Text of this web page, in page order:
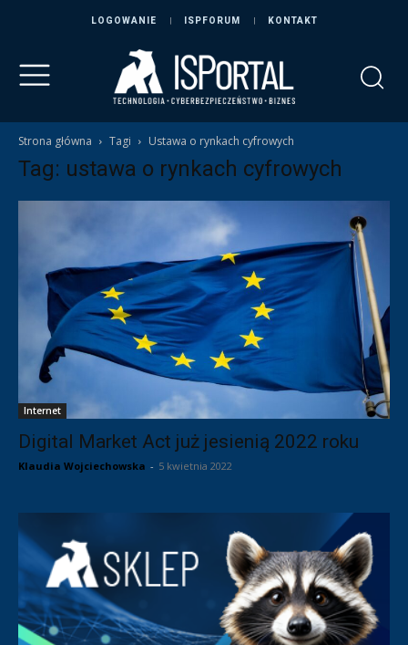
LOGOWANIE ISPFORUM KONTAKT
Strona główna Tagi Ustawa o rynkach cyfrowych
Tag: ustawa o rynkach cyfrowych
Internet
Digital Market Act już jesienią 2022 roku
Klaudia Wojciechowska - 5 kwietnia 2022